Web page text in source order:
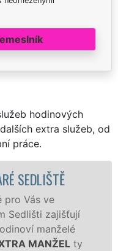
hodinových
extra služeb, od
práce.
ty